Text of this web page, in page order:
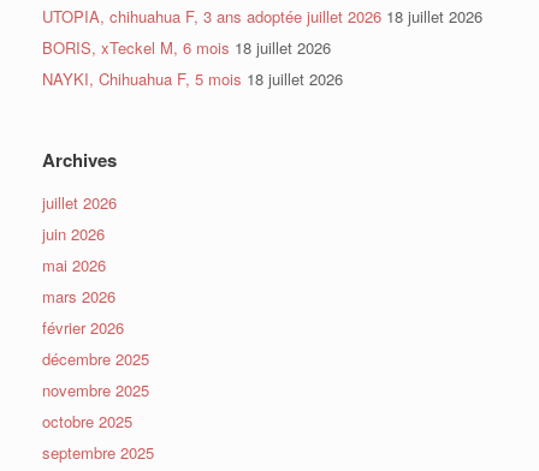
UTOPIA, chihuahua F, 3 ans adoptée juillet 2026 18 juillet 2026
BORIS, xTeckel M, 6 mois 18 juillet 2026
NAYKI, Chihuahua F, 5 mois 18 juillet 2026
Archives
juillet 2026
juin 2026
mai 2026
mars 2026
février 2026
décembre 2025
novembre 2025
octobre 2025
septembre 2025